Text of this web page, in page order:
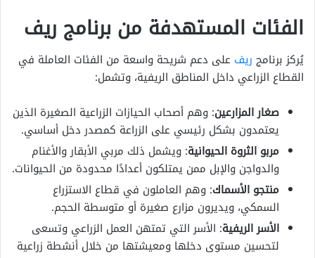
الفئات المستهدفة من برنامج ريف
يُركز برنامج ريف على دعم شريحة واسعة من الفئات العاملة في
القطاع الزراعي داخل المناطق الريفية، وتشمل:
صغار المزارعين: وهم أصحاب الحيازات الزراعية الصغيرة الذين
يعتمدون بشكل رئيسي على الزراعة كمصدر دخل أساسي.
مربو الثروة الحيوانية: ويشمل ذلك مربي الأبقار والأغنام
والدواجن والإبل ممن يمتلكون أعدادًا محدودة من الحيوانات.
منتجو الأسماك: وهم العاملون في قطاع الاستزراع
السمكي، ويديرون مزارع صغيرة أو متوسطة الحجم.
الأسر الريفية: الأسر التي تمتهن العمل الزراعي وتسعى
لتحسين مستوى دخلها ومعيشتها من خلال أنشطة زراعية